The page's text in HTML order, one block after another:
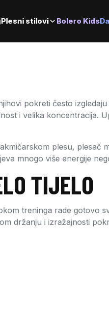
Plesni stilovi Bolero Kids
pokreti često
i velika koncentracija.
plesu,
mnogo više energije
TIJELO
treninga rade gotovo
držanju i izražajnosti